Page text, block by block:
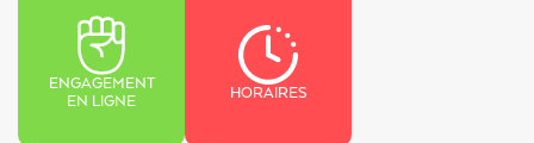
ENGAGEMENT
EN LIGNE
HORAIRES